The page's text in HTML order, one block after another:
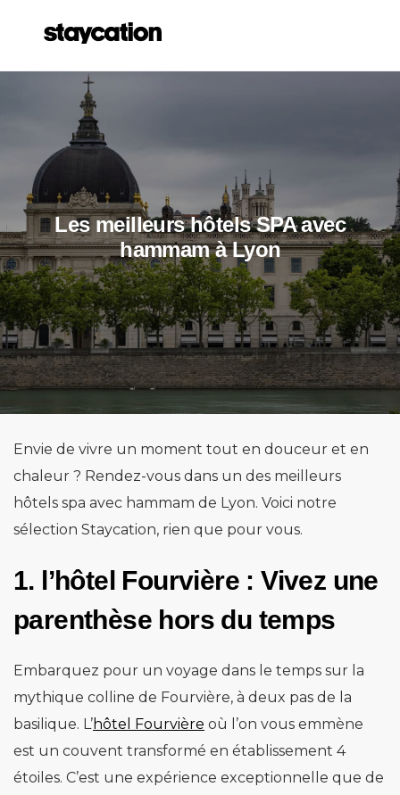
Les meilleurs hôtels SPA avec
hammam à Lyon
Envie de vivre un moment tout en douceur et en
chaleur ? Rendez-vous dans un des meilleurs
hôtels spa avec hammam de Lyon. Voici notre
sélection Staycation, rien que pour vous.
1. l’hôtel Fourvière : Vivez une
parenthèse hors du temps
Embarquez pour un voyage dans le temps sur la
mythique colline de Fourvière, à deux pas de la
basilique. L’hôtel Fourvière où l’on vous emmène
est un couvent transformé en établissement 4
étoiles. C’est une expérience exceptionnelle que de